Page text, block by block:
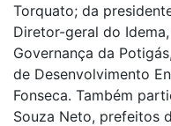
Torquato; da
Diretor-geral do
Governança da
de Desenvolvimento
Fonseca. Também
Souza Neto, prefeitos